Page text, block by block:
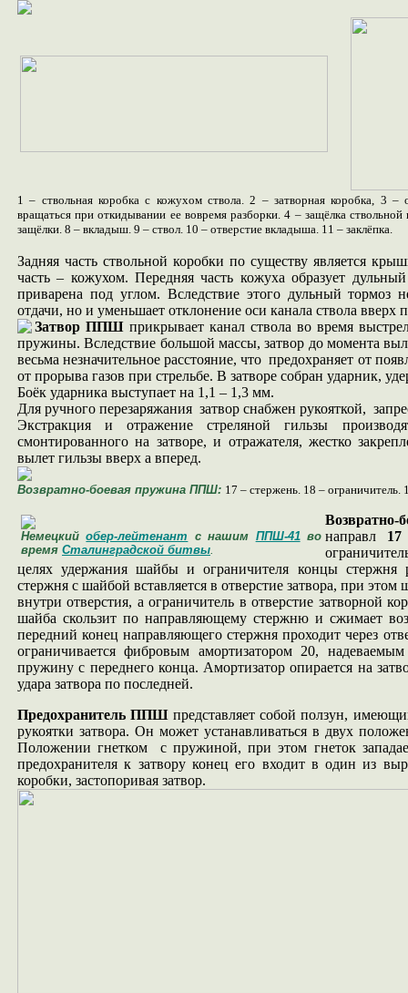
1 – ствольная коробка с кожухом ствола. 2 – затворная коробка, 3 –
вращаться при откидывании ее вовремя разборки. 4 – защёлка
защёлки. 8 – вкладыш. 9 – ствол. 10 – отверстие вкладыша. 11 – заклёпка.
Задняя часть ствольной коробки по существу является
часть – кожухом. Передняя часть кожуха образует
приварена под углом. Вследствие этого дульный тормоз
отдачи, но и уменьшает отклонение оси канала ствола вверх
Затвор ППШ прикрывает канал ствола во время
пружины. Вследствие большой массы, затвор до момента
весьма незначительное расстояние, что предохраняет от
от прорыва газов при стрельбе. В затворе собран ударник,
Боёк ударника выступает на 1,1 – 1,3 мм.
Для ручного перезаряжания затвор снабжен рукояткой,
Экстракция и отражение стреляной гильзы
смонтированного на затворе, и отражателя, жестко
вылет гильзы вверх а вперед.
Возвратно-боевая пружина ППШ: 17 – стержень. 18 –
Немецкийобер-лейтенант с нашим ППШ-41во
время Сталинградской битвы.
направл 17
целях удержания шайбы и ограничителя концы стержня
стержня с шайбой вставляется в отверстие затвора, при этом
внутри отверстия, а ограничитель в отверстие затворной
шайба скользит по направляющему стержню и сжимает
передний конец направляющего стержня проходит через
ограничивается фибровым амортизатором 20,
пружину с переднего конца. Амортизатор опирается на
удара затвора по последней.
Предохранитель ППШ представляет собой ползун,
рукоятки затвора. Он может устанавливаться в двух
Положении гнетком с пружиной, при этом гнеток
предохранителя к затвору конец его входит в один из
коробки, застопоривая затвор.